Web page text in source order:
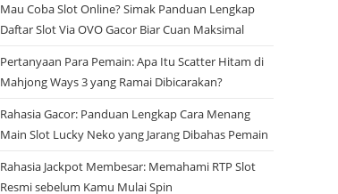
Mau Coba Slot Online? Simak Panduan Lengkap
Daftar Slot Via OVO Gacor Biar Cuan Maksimal
Pertanyaan Para Pemain: Apa Itu Scatter Hitam di
Mahjong Ways 3 yang Ramai Dibicarakan?
Rahasia Gacor: Panduan Lengkap Cara Menang
Main Slot Lucky Neko yang Jarang Dibahas Pemain
Rahasia Jackpot Membesar: Memahami RTP Slot
Resmi sebelum Kamu Mulai Spin